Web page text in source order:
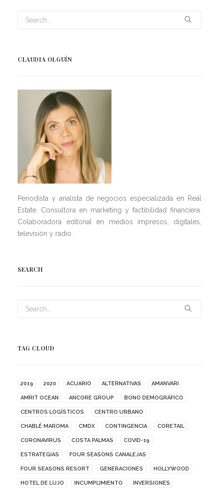
CLAUDIA OLGUÍN
Periodista y analista de negocios especializada en Real
Estate. Consultora en marketing y factibilidad financiera.
Colaboradora editorial en medios impresos, digitales,
televisión y radio.
SEARCH
TAG CLOUD
2019 2020 ACUARIO ALTERNATIVAS AMANVARI
AMRIT OCEAN ANCORE GROUP BONO DEMOGRÁFICO
CENTROS LOGÍSTICOS CENTRO URBANO
CHABLÉ MAROMA CMDX CONTINGENCIA CORETAIL
CORONAVIRUS COSTA PALMAS COVID-19
ESTRATEGIAS FOUR SEASONS CANALEJAS
FOUR SEASONS RESORT GENERACIONES HOLLYWOOD
HOTEL DE LUJO INCUMPLIMIENTO INVERSIONES